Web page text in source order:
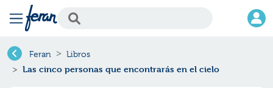
Feran Libros
Las cinco personas que encontrarás en el cielo